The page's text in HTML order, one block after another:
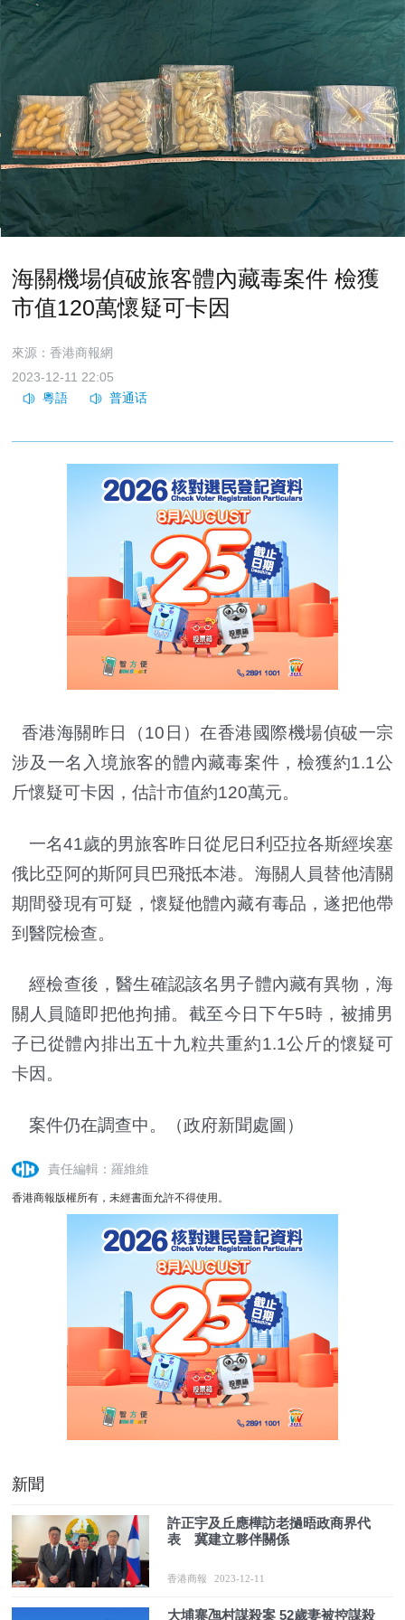
海關機場偵破旅客體內藏毒案件 檢獲
市值120萬懷疑可卡因
來源：香港商報網
2023-12-11 22:05
香港海關昨日（10日）在香港國際機場偵破一宗
涉及一名入境旅客的體內藏毒案件，檢獲約1.1公
斤懷疑可卡因，估計市值約120萬元。
一名41歲的男旅客昨日從尼日利亞拉各斯經埃塞
俄比亞阿的斯阿貝巴飛抵本港。海關人員替他清關
期間發現有可疑，懷疑他體內藏有毒品，遂把他帶
到醫院檢查。
經檢查後，醫生確認該名男子體內藏有異物，海
關人員隨即把他拘捕。截至今日下午5時，被捕男
子已從體內排出五十九粒共重約1.1公斤的懷疑可
卡因。
案件仍在調查中。（政府新聞處圖）
責任編輯：羅維維
香港商報版權所有，未經書面允許不得使用。
新聞
許正宇及丘應樺訪老撾晤政商界代
表 冀建立夥伴關係
香港商報 2023-12-11
大埔寨乪村謀殺案 52歲妻被控謀殺